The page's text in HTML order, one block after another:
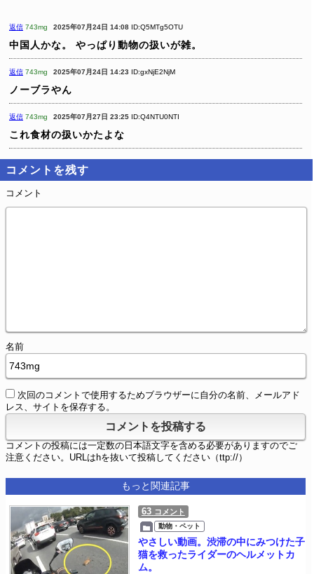
返信 743mg 2025年07月24日 14:08 ID:Q5MTg5OTU
中国人かな。 やっぱり動物の扱いが雑。
返信 743mg 2025年07月24日 14:23 ID:gxNjE2NjM
ノーブラやん
返信 743mg 2025年07月27日 23:25 ID:Q4NTU0NTI
これ食材の扱いかたよな
コメントを残す
コメント
名前
次回のコメントで使用するためブラウザーに自分の名前、メールアド
レス、サイトを保存する。
コメントの投稿には一定数の日本語文字を含める必要がありますのでご
注意ください。URLはhを抜いて投稿してください（ttp://）
もっと関連記事
63 コメント
動物・ペット
やさしい動画。渋滞の中にみつけた子
猫を救ったライダーのヘルメットカ
ム。